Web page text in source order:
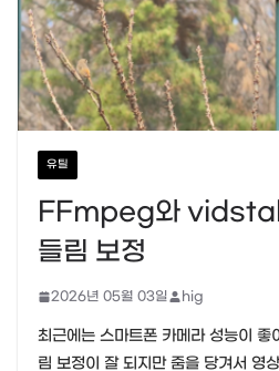
유틸
FFmpeg와
들림 보정
2026년 05월 03일 hig
최근에는 스마트폰 카메라 성능이 좋
림 보정이 잘 되지만 줌을 당겨서 영